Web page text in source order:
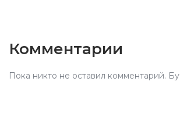
Комментарии
Пока никто не оставил комментарий.